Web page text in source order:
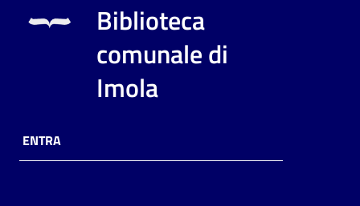
Biblioteca
comunale di
Imola
ENTRA